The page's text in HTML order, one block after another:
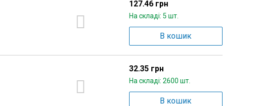
127.46 грн
На складі: 5 шт.
В кошик
32.35 грн
На складі: 2600 шт.
В кошик